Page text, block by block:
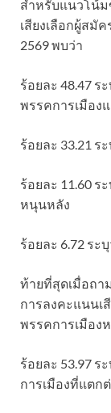
สำหรับแนวโน้
เสียงเลือกผู้สมั
2569 พบว่า
ร้อยละ 48.47 ร
พรรคการเมือง
ร้อยละ 33.21 ร
ร้อยละ 11.60 ร
หนุนหลัง
ร้อยละ 6.72 ระ
ท้ายที่สุดเมื่อถา
การลงคะแนนเ
พรรคการเมือง
ร้อยละ 53.97 ร
การเมืองที่แตก